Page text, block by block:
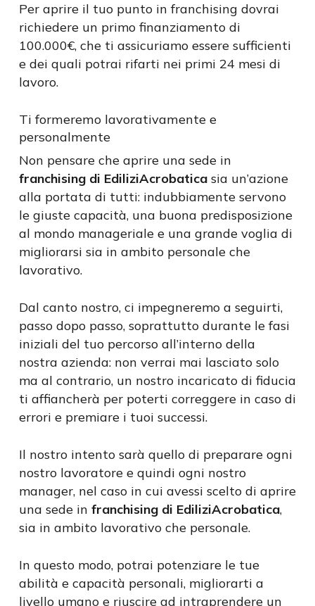
Per aprire il tuo punto in franchising dovrai
richiedere un primo finanziamento di
100.000€, che ti assicuriamo essere sufficienti
e dei quali potrai rifarti nei primi 24 mesi di
lavoro.
Ti formeremo lavorativamente e
personalmente
Non pensare che aprire una sede in
franchising di EdiliziAcrobaticasia un’azione
alla portata di tutti: indubbiamente servono
le giuste capacità, una buona predisposizione
al mondo manageriale e una grande voglia di
migliorarsi sia in ambito personale che
lavorativo.
Dal canto nostro, ci impegneremo a seguirti,
passo dopo passo, soprattutto durante le fasi
iniziali del tuo percorso all’interno della
nostra azienda: non verrai mai lasciato solo
ma al contrario, un nostro incaricato di fiducia
ti affiancherà per poterti correggere in caso di
errori e premiare i tuoi successi.
Il nostro intento sarà quello di preparare ogni
nostro lavoratore e quindi ogni nostro
manager, nel caso in cui avessi scelto di aprire
una sede in franchising di EdiliziAcrobatica,
sia in ambito lavorativo che personale.
In questo modo, potrai potenziare le tue
abilità e capacità personali, migliorarti a
livello umano e riuscire ad intraprendere un